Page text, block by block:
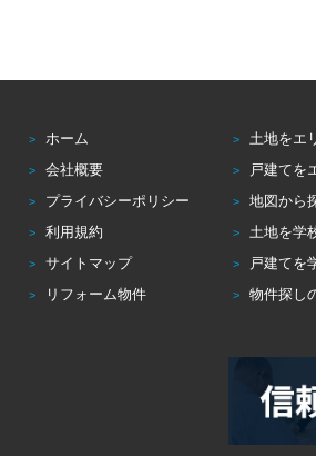
ホーム 土地をエ
会社概要
戸建てを
プライバシーポリシー
地図から
利用規約
土地を学
サイトマップ
戸建てを
リフォーム物件
物件探し